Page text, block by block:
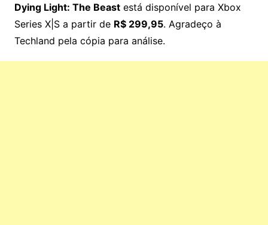
Dying Light: The Beastestá disponível para Xbox
Series X|S a partir de R$ 299,95. Agradeço à
Techland pela cópia para análise.